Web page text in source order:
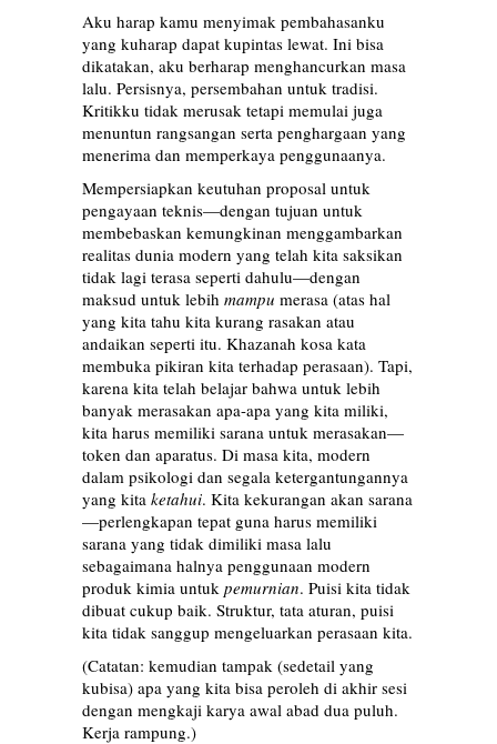
Aku harap kamu menyimak pembahasanku
yang kuharap dapat kupintas lewat. Ini bisa
dikatakan, aku berharap menghancurkan masa
lalu. Persisnya, persembahan untuk tradisi.
Kritikku tidak merusak tetapi memulai juga
menuntun rangsangan serta penghargaan yang
menerima dan memperkaya penggunaanya.
Mempersiapkan keutuhan proposal untuk
pengayaan teknis—dengan tujuan untuk
membebaskan kemungkinan menggambarkan
realitas dunia modern yang telah kita saksikan
tidak lagi terasa seperti dahulu—dengan
maksud untuk lebih mampu merasa (atas hal
yang kita tahu kita kurang rasakan atau
andaikan seperti itu. Khazanah kosa kata
membuka pikiran kita terhadap perasaan). Tapi,
karena kita telah belajar bahwa untuk lebih
banyak merasakan apa-apa yang kita miliki,
kita harus memiliki sarana untuk merasakan—
token dan aparatus. Di masa kita, modern
dalam psikologi dan segala ketergantungannya
yang kita ketahui. Kita kekurangan akan sarana
—perlengkapan tepat guna harus memiliki
sarana yang tidak dimiliki masa lalu
sebagaimana halnya penggunaan modern
produk kimia untuk pemurnian. Puisi kita tidak
dibuat cukup baik. Struktur, tata aturan, puisi
kita tidak sanggup mengeluarkan perasaan kita.
(Catatan: kemudian tampak (sedetail yang
kubisa) apa yang kita bisa peroleh di akhir sesi
dengan mengkaji karya awal abad dua puluh.
Kerja rampung.)